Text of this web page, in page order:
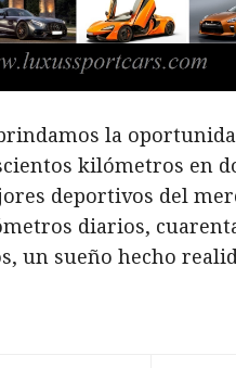
la
kilómetros en
deportivos del
diarios,
un sueño hecho